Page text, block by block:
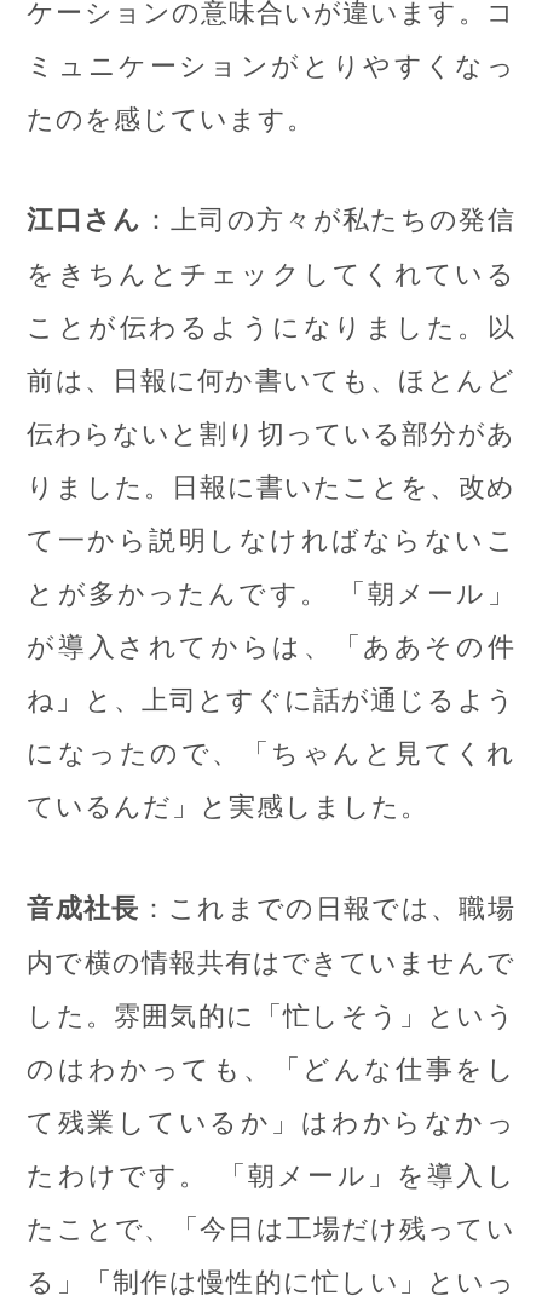
ケーションの意味合いが違います。コ
ミュニケーションがとりやすくなっ
たのを感じています。
江口さん ：上司の方々が私たちの発信
をきちんとチェックしてくれている
ことが伝わるようになりました。以
前は、日報に何か書いても、ほとんど
伝わらないと割り切っている部分があ
りました。日報に書いたことを、改め
て一から説明しなければならないこ
とが多かったんです。 「朝メール」
が導入されてからは、「ああその件
ね」と、上司とすぐに話が通じるよう
になったので、「ちゃんと見てくれ
ているんだ」と実感しました。
音成社長 ：これまでの日報では、職場
内で横の情報共有はできていませんで
した。雰囲気的に「忙しそう」という
のはわかっても、「どんな仕事をし
て残業しているか」はわからなかっ
たわけです。 「朝メール」を導入し
たことで、「今日は工場だけ残ってい
る」「制作は慢性的に忙しい」といっ